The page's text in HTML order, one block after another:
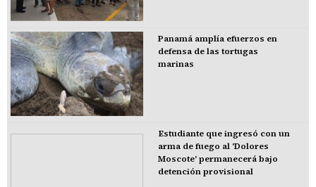
Panamá amplía efuerzos en
defensa de las tortugas
marinas
Estudiante que ingresó con un
arma de fuego al 'Dolores
Moscote' permanecerá bajo
detención provisional